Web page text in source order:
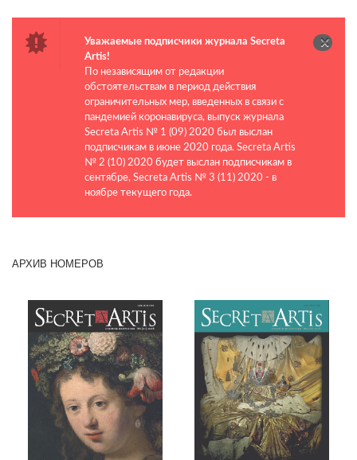
Уважаемые подписчики журнала Secreta
Artis!
По независящим от редакции
обстоятельствам в период действия
ограничительных мер, введенных в связи с
пандемией коронавируса, выпуск журнала
Secreta Artis № 1 (09) 2020 был выслан
подписчикам в июне 2020 года. Secreta Artis
№ 2 (10) 2020 будет выслан подписчикам в
сентябре, Secreta Artis № 3 (11) 2020 - в
ноябре текущего года.
АРХИВ НОМЕРОВ